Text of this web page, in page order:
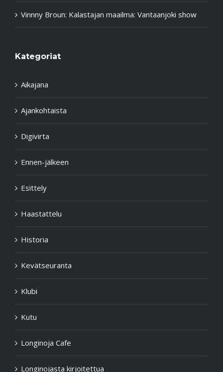
koitui tämän punarinnan kohtaloksi. R.I.P. # punarinta
Vinnny Broun
Kategoriat
Aikajana
Ajankohtaista
Digivirta
Ennen-jälkeen
Esittely
Haastattelu
Historia
Kevätseuranta
Klubi
Kutu